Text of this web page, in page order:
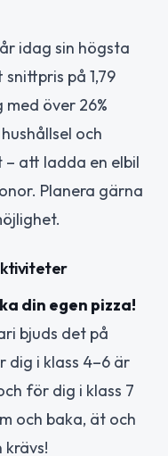
idag sin högsta
på 1,79
över 26%
och
att ladda en elbil
Planera gärna
din egen pizza!
bjuds det på
dig i klass 4–6 är
för dig i klass 7
och baka, ät och